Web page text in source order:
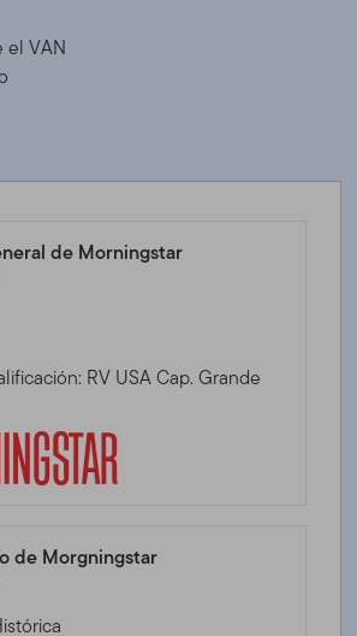
el VAN
de Morningstar
RV USA Cap. Grande
de Morgningstar
stylebox-title-sr-equity]